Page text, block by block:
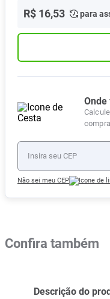
R$ 16,53 para
Onde
Não sei meu CEP
Confira também
Descrição do